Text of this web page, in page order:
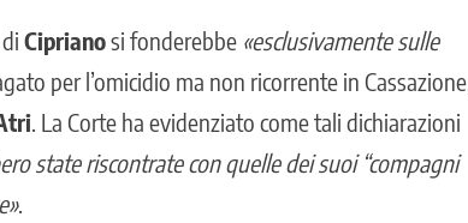
Ciprianosi fonderebbe «esclusivamente sulle
per l’omicidio ma non ricorrente in Cassazione,
. La Corte ha evidenziato come tali dichiarazioni
state riscontrate con quelle dei suoi “compagni
.